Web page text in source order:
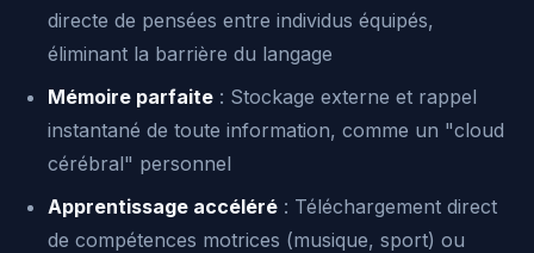
directe de pensées entre individus équipés,
éliminant la barrière du langage
Mémoire parfaite : Stockage externe et rappel
instantané de toute information, comme un "cloud
cérébral" personnel
Apprentissage accéléré : Téléchargement direct
de compétences motrices (musique, sport) ou